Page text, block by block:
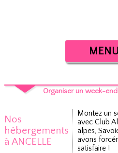
MENU
Organiser un week-
Nos
hébergements
à ANCELLE
Montez un
avec Club
alpes,
avons
satisfaire !